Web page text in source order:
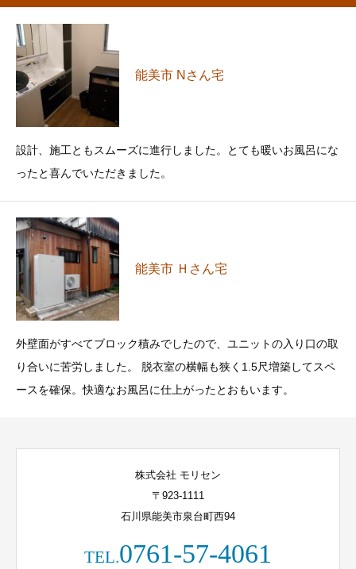
能美市 Nさん宅
設計、施工ともスムーズに進行しました。とても暖いお風呂にな
ったと喜んでいただきました。
能美市 Ｈさん宅
外壁面がすべてブロック積みでしたので、ユニットの入り口の取
り合いに苦労しました。 脱衣室の横幅も狭く1.5尺増築してスペ
ースを確保。快適なお風呂に仕上がったとおもいます。
株式会社 モリセン
〒923-1111
石川県能美市泉台町西94
TEL.0761-57-4061